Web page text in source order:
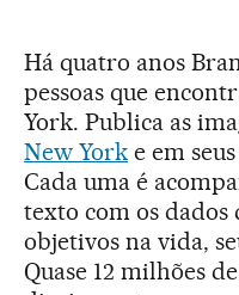
Há quatro anos
pessoas que
York. Publica as
New Yorke em
Cada uma é
texto com os dados
objetivos na vida,
Quase 12 milhões